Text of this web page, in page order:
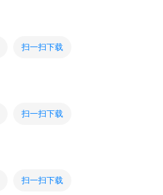
扫一扫下载
扫一扫下载
扫一扫下载